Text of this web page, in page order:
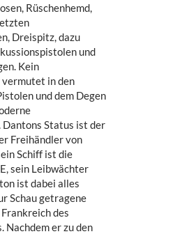
Rüschenhemd,
Dreispitz, dazu
und
Kein
in den
und dem Degen
Status ist der
Freihändler von
Schiff ist die
sein Leibwächter
ist dabei alles
Schau getragene
des
Nachdem er zu den